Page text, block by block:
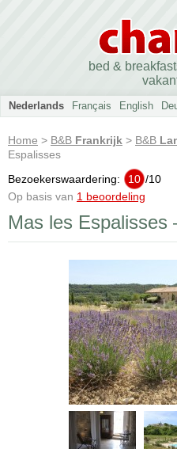
bed &
Nederlands Français English
Home > B&B Frankrijk > B&B
Espalisses
Bezoekerswaardering:
10 /10
Op basis van 1 beoordeling
Mas les Espalisses